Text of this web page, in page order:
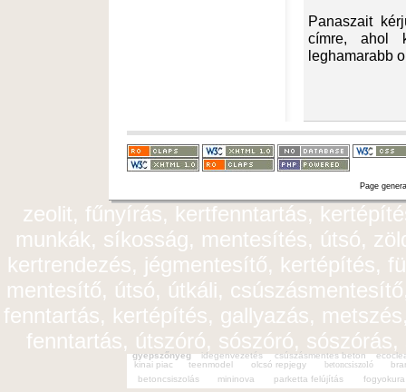
Panaszait
címre, ahol
leghamarabb
Page
zeolit, fűnyírás, kertfenntartás,
munkák, síkosság, mentesítés, útsó,
kertrendezés, jégmentesítő, kertépítés,
mentesítő, útsó, útkáli,
fenntartás, kertépítés, gallyazás,
fenntartás, útszóró, sószóró,
gyepszőnyeg idegenvezetés csúszásmentes beton
kinai piac
teenmodel olcsó repjegy betoncsiszoló
betoncsiszolás
mininova parketta felújítás fogyokura